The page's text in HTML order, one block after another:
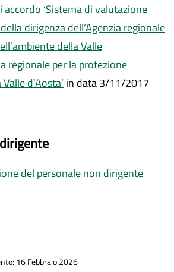
‘Sistema di valutazione
dirigenza dell’Agenzia regionale
della Valle
regionale per la protezione
d’Aosta’ in data 3/11/2017
del personale non dirigente
16 Febbraio 2026